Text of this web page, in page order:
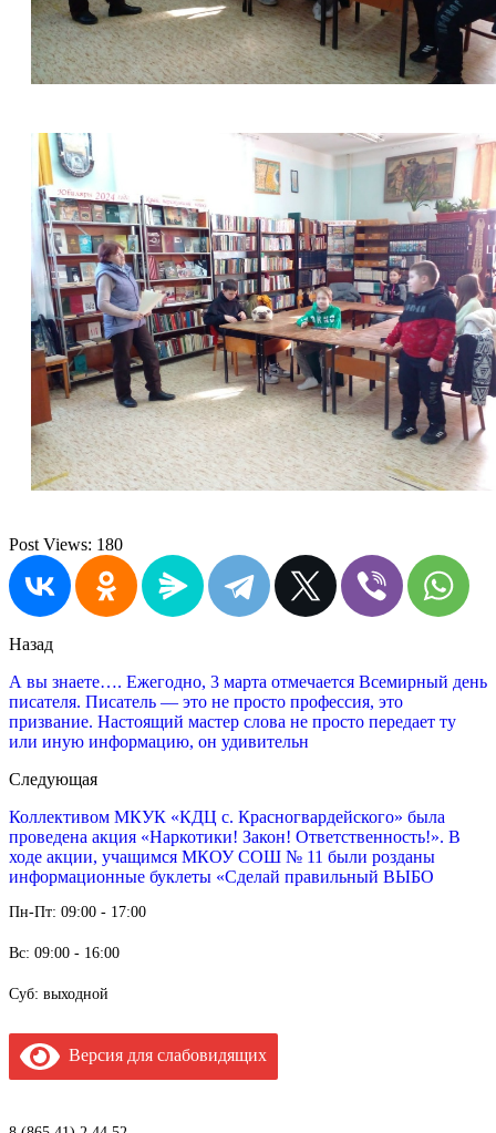
Post Views: 180
Назад
А вы знаете…. Ежегодно, 3 марта отмечается Всемирный день
писателя. Писатель — это не просто профессия, это
призвание. Настоящий мастер слова не просто передает ту
или иную информацию, он удивительн
Следующая
Коллективом МКУК «КДЦ с. Красногвардейского» была
проведена акция «Наркотики! Закон! Ответственность!». В
ходе акции, учащимся МКОУ СОШ № 11 были розданы
информационные буклеты «Сделай правильный ВЫБО
Пн-Пт: 09:00 - 17:00
Вс: 09:00 - 16:00
Суб: выходной
Версия для слабовидящих